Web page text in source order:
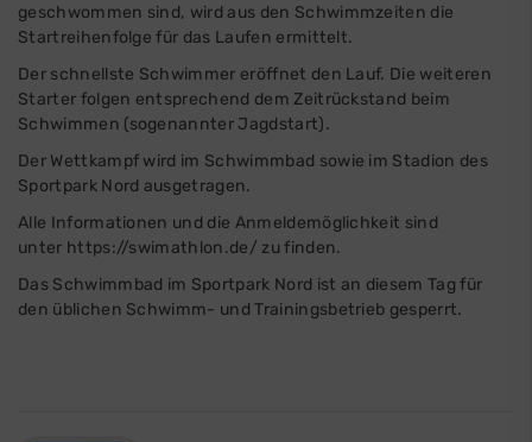
geschwommen sind, wird aus den Schwimmzeiten die
Startreihenfolge für das Laufen ermittelt.
Der schnellste Schwimmer eröffnet den Lauf. Die weiteren
Starter folgen entsprechend dem Zeitrückstand beim
Schwimmen (sogenannter Jagdstart).
Der Wettkampf wird im Schwimmbad sowie im Stadion des
Sportpark Nord ausgetragen.
Alle Informationen und die Anmeldemöglichkeit sind
unter https://swimathlon.de/ zu finden.
Das Schwimmbad im Sportpark Nord ist an diesem Tag für
den üblichen Schwimm- und Trainingsbetrieb gesperrt.